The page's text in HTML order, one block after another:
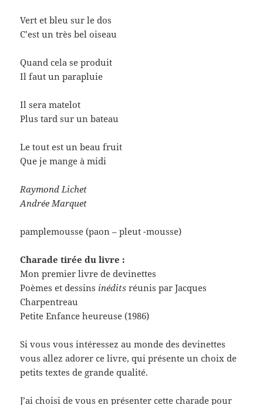
Vert et bleu sur le dos
C’est un très bel oiseau
Quand cela se produit
Il faut un parapluie
Il sera matelot
Plus tard sur un bateau
Le tout est un beau fruit
Que je mange à midi
Raymond Lichet
Andrée Marquet
pamplemousse (paon – pleut -mousse)
Charade tirée du livre :
Mon premier livre de devinettes
Poèmes et dessins inédits réunis par Jacques
Charpentreau
Petite Enfance heureuse (1986)
Si vous vous intéressez au monde des devinettes
vous allez adorer ce livre, qui présente un choix de
petits textes de grande qualité.
J’ai choisi de vous en présenter cette charade pour